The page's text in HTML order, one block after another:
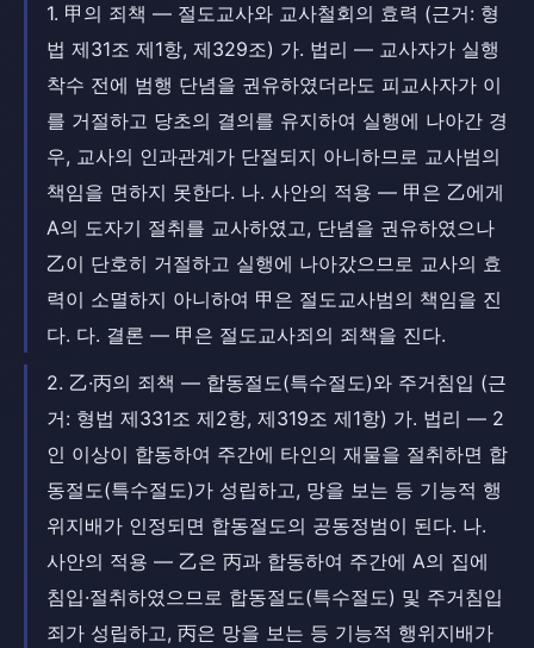
1. 甲의 죄책 — 절도교사와 교사철회의 효력 (근거: 형
법 제31조 제1항, 제329조) 가. 법리 — 교사자가 실행
착수 전에 범행 단념을 권유하였더라도 피교사자가 이
를 거절하고 당초의 결의를 유지하여 실행에 나아간 경
우, 교사의 인과관계가 단절되지 아니하므로 교사범의
책임을 면하지 못한다. 나. 사안의 적용 — 甲은 乙에게
A의 도자기 절취를 교사하였고, 단념을 권유하였으나
乙이 단호히 거절하고 실행에 나아갔으므로 교사의 효
력이 소멸하지 아니하여 甲은 절도교사범의 책임을 진
다. 다. 결론 — 甲은 절도교사죄의 죄책을 진다.
2. 乙·丙의 죄책 — 합동절도(특수절도)와 주거침입 (근
거: 형법 제331조 제2항, 제319조 제1항) 가. 법리 — 2
인 이상이 합동하여 주간에 타인의 재물을 절취하면 합
동절도(특수절도)가 성립하고, 망을 보는 등 기능적 행
위지배가 인정되면 합동절도의 공동정범이 된다. 나.
사안의 적용 — 乙은 丙과 합동하여 주간에 A의 집에
침입·절취하였으므로 합동절도(특수절도) 및 주거침입
죄가 성립하고, 丙은 망을 보는 등 기능적 행위지배가